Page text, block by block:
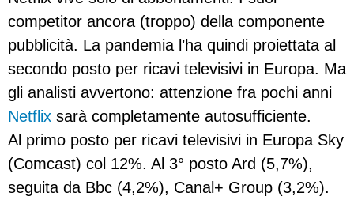
competitor ancora (troppo) della componente
pubblicità. La pandemia l’ha quindi proiettata al
secondo posto per ricavi televisivi in Europa. Ma
gli analisti avvertono: attenzione fra pochi anni
Netflix sarà completamente autosufficiente.
Al primo posto per ricavi televisivi in Europa Sky
(Comcast) col 12%. Al 3° posto Ard (5,7%),
seguita da Bbc (4,2%), Canal+ Group (3,2%).